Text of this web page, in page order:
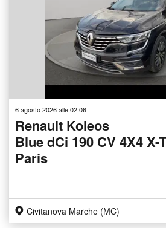
6 agosto 2026 alle 02:06
Renault Koleos
Blue dCi 190 CV 4X4
Paris
Civitanova Marche (MC)